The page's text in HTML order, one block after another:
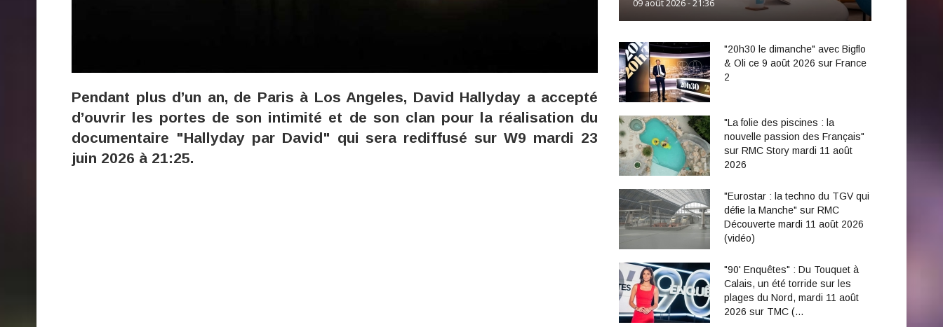
Pendant plus d’un an, de Paris à Los Angeles, David Hallyday a accepté
d’ouvrir les portes de son intimité et de son clan pour la réalisation du
documentaire "Hallyday par David" qui sera rediffusé sur W9 mardi 23
juin 2026 à 21:25.
09 août 2026 - 21:36
"20h30 le dimanche" avec Bigflo
& Oli ce 9 août 2026 sur France
2
"La folie des piscines : la
nouvelle passion des Français"
sur RMC Story mardi 11 août
2026
"Eurostar : la techno du TGV qui
défie la Manche" sur RMC
Découverte mardi 11 août 2026
(vidéo)
"90' Enquêtes" : Du Touquet à
Calais, un été torride sur les
plages du Nord, mardi 11 août
2026 sur TMC (…